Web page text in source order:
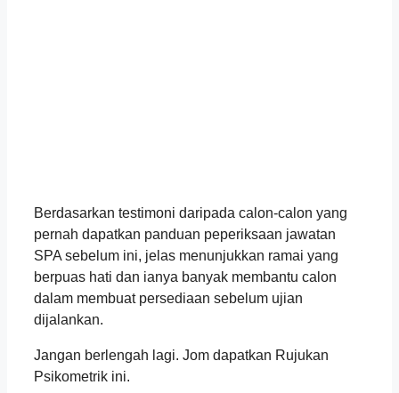
Berdasarkan testimoni daripada calon-calon yang
pernah dapatkan panduan peperiksaan jawatan
SPA sebelum ini, jelas menunjukkan ramai yang
berpuas hati dan ianya banyak membantu calon
dalam membuat persediaan sebelum ujian
dijalankan.
Jangan berlengah lagi. Jom dapatkan Rujukan
Psikometrik ini.